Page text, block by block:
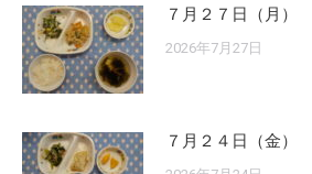
７月２７日（月）
2026年7月27日
７月２４日（金）